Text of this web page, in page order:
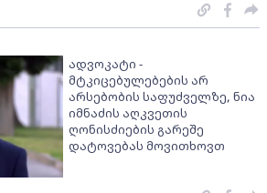
ადვოკატი -
მტკიცებულებების არ
არსებობის საფუძველზე, ნია
იმნაძის აღკვეთის
ღონისძიების გარეშე
დატოვებას მოვითხოვთ